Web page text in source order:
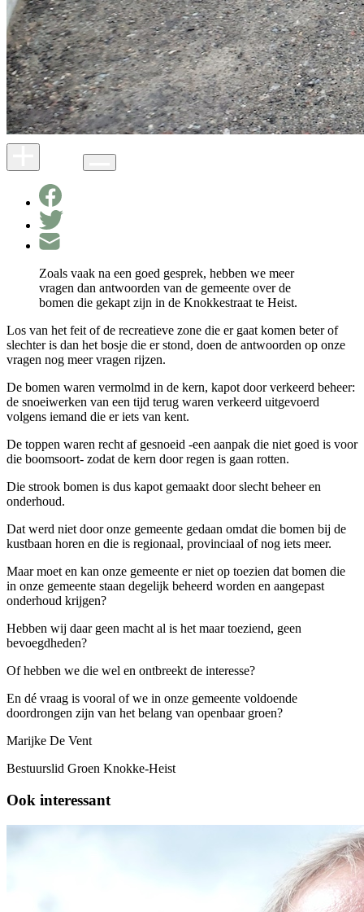
Zoals vaak na een goed gesprek, hebben we meer
vragen dan antwoorden van de gemeente over de
bomen die gekapt zijn in de Knokkestraat te Heist.
Los van het feit of de recreatieve zone die er gaat komen beter of
slechter is dan het bosje die er stond, doen de antwoorden op onze
vragen nog meer vragen rijzen.
De bomen waren vermolmd in de kern, kapot door verkeerd beheer:
de snoeiwerken van een tijd terug waren verkeerd uitgevoerd
volgens iemand die er iets van kent.
De toppen waren recht af gesnoeid -een aanpak die niet goed is voor
die boomsoort- zodat de kern door regen is gaan rotten.
Die strook bomen is dus kapot gemaakt door slecht beheer en
onderhoud.
Dat werd niet door onze gemeente gedaan omdat die bomen bij de
kustbaan horen en die is regionaal, provinciaal of nog iets meer.
Maar moet en kan onze gemeente er niet op toezien dat bomen die
in onze gemeente staan degelijk beheerd worden en aangepast
onderhoud krijgen?
Hebben wij daar geen macht al is het maar toeziend, geen
bevoegdheden?
Of hebben we die wel en ontbreekt de interesse?
En dé vraag is vooral of we in onze gemeente voldoende
doordrongen zijn van het belang van openbaar groen?
Marijke De Vent
Bestuurslid Groen Knokke-Heist
Ook interessant